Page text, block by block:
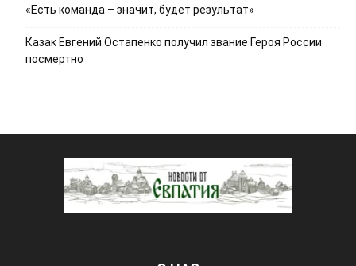
«Есть команда – значит, будет результат»
Казак Евгений Остапенко получил звание Героя России
посмертно